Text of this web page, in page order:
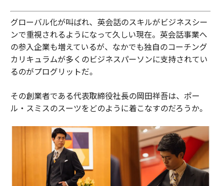
グローバル化が叫ばれ、英会話のスキルがビジネスシー
ンで重視されるようになって久しい現在。英会話事業へ
の参入企業も増えているが、なかでも独自のコーチング
カリキュラムが多くのビジネスパーソンに支持されてい
るのがプログリットだ。
その創業者である代表取締役社長の岡田祥吾は、ポー
ル・スミスのスーツをどのように着こなすのだろうか。